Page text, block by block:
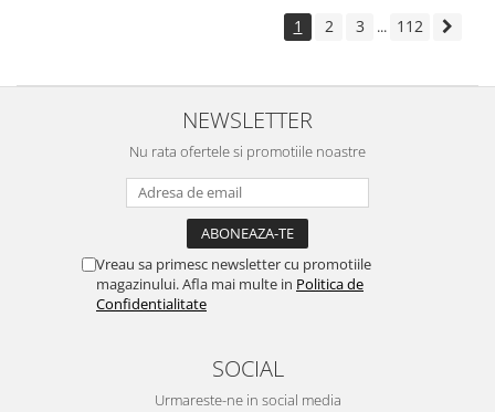
1 2 3 ... 112
NEWSLETTER
Nu rata ofertele si promotiile noastre
Vreau sa primesc newsletter cu promotiile
magazinului. Afla mai multe in Politica de
Confidentialitate
SOCIAL
Urmareste-ne in social media